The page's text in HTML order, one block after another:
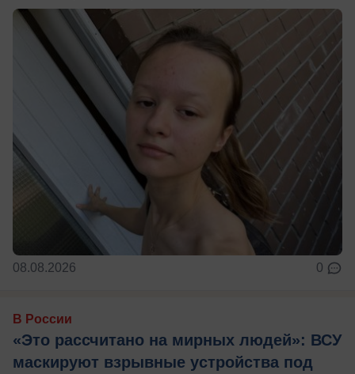
08.08.2026 0
В России
«Это рассчитано на мирных людей»: ВСУ
маскируют взрывные устройства под